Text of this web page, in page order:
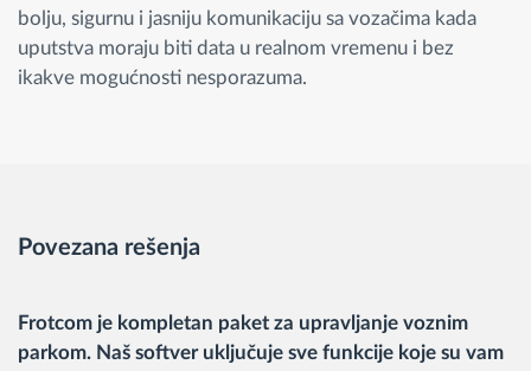
bolju, sigurnu i jasniju komunikaciju sa vozačima kada
uputstva moraju biti data u realnom vremenu i bez
ikakve mogućnosti nesporazuma.
Povezana rešenja
Frotcom je kompletan paket za upravljanje voznim
parkom. Naš softver uključuje sve funkcije koje su vam